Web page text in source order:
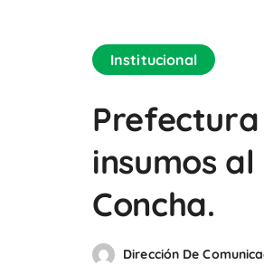
Institucional
insumos
Concha.
Dirección De